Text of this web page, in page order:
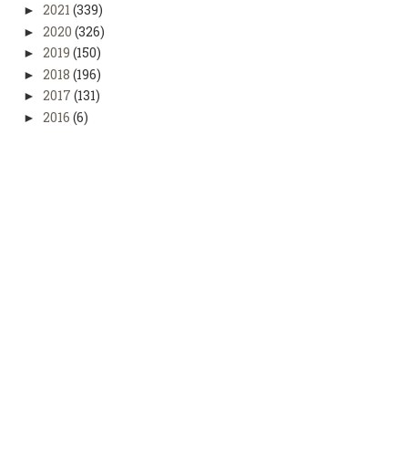
► 2021 (339)
► 2020 (326)
► 2019 (150)
► 2018 (196)
► 2017 (131)
► 2016 (6)